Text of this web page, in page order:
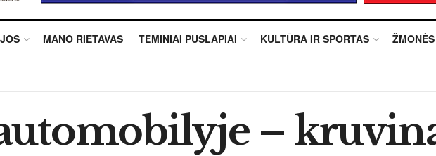
MANO RIETAVAS TEMINIAI PUSLAPIAI KULTŪRA IR SPORTAS ŽMONĖS
–